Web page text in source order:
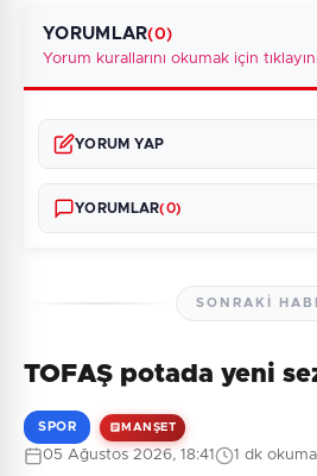
YORUMLAR(0)
Yorum kurallarını okumak için
YORUM YAP
YORUMLAR(0)
Henüz yorum yapılmamış. İlk
SONRAKI
TOFAŞ potada yeni
SPOR MANŞET
05 Ağustos 2026, 18:41 1 dk okuma